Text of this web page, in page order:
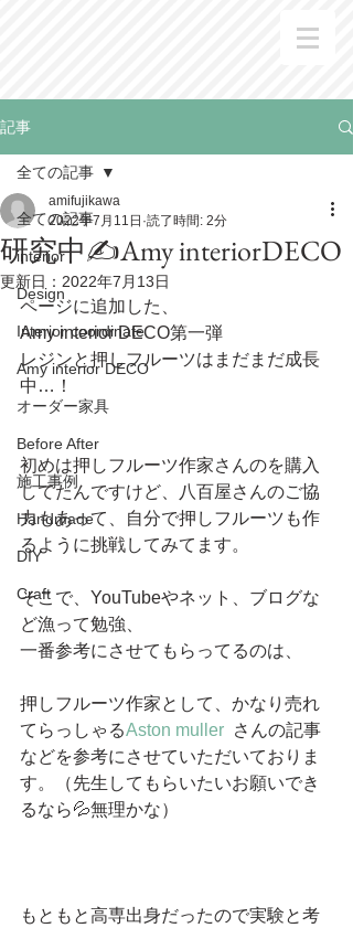
記事
全ての記事
interior
Design
Interior coordinate
Amy interior DECO
オーダー家具
Before After
施工事例
Handmade
DIY
Craft
全ての記事
研究中✍️Amy interiorDECO
amifujikawa
2022年7月11日 読了時間: 2分
更新日： 2022年7月13日
ページに追加した、
Amy interior DECO第一弾
レジンと押しフルーツはまだまだ成長
中…！
初めは押しフルーツ作家さんのを購入
してたんですけど、八百屋さんのご協
力もあって、自分で押しフルーツも作
るように挑戦してみてます。
そこで、YouTubeやネット、ブログな
ど漁って勉強、
一番参考にさせてもらってるのは、
押しフルーツ作家として、かなり売れ
てらっしゃるAston muller さんの記事
などを参考にさせていただいておりま
す。（先生してもらいたいお願いでき
るなら💦無理かな）
もともと高専出身だったので実験と考